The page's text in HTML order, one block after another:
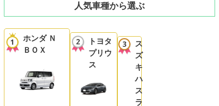
人気車種から選ぶ
ホンダ Ｎ
ＢＯＸ
トヨタ
プリウ
ス
ス
ズ
キ
ハ
ス
ラ